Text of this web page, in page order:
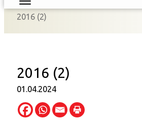
2016 (2)
2016 (2)
01.04.2024